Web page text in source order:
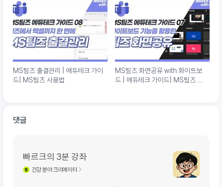
MS팀즈 출결관리 | 에듀테크 가이
드| MS팀즈 사용법
MS팀즈 화면공유 with 화이트보
드 | 에듀테크 가이드| MS팀즈 사
댓글
빠르크의 3분 강좌
건강분야 크리에이터